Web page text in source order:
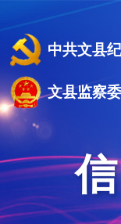
中共文县
文县监察